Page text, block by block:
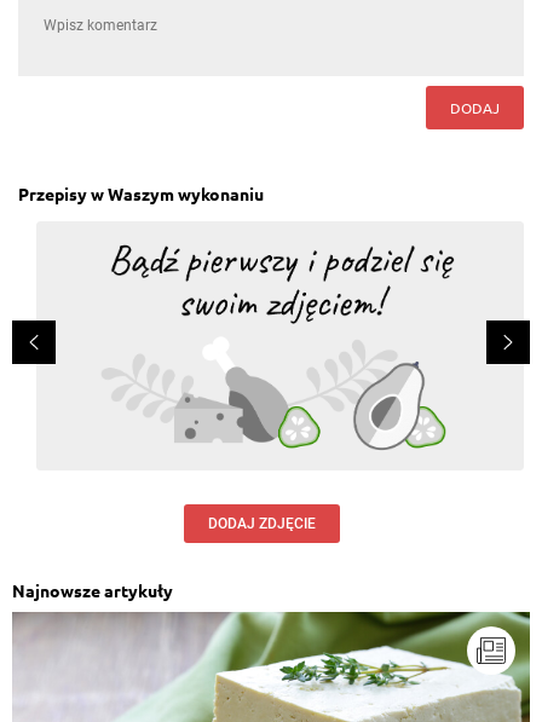
DODAJ
Przepisy w Waszym wykonaniu
DODAJ ZDJĘCIE
Najnowsze artykuły